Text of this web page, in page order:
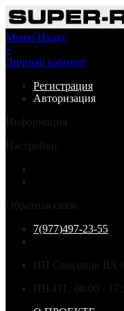
Меню Назад
×
Личный кабинет
Регистрация
Авторизация
Информация
Настройки
Обратная связь
7(977)497-23-55
ИП Самсонов ВА
ПН-ПТ: 08:00 -